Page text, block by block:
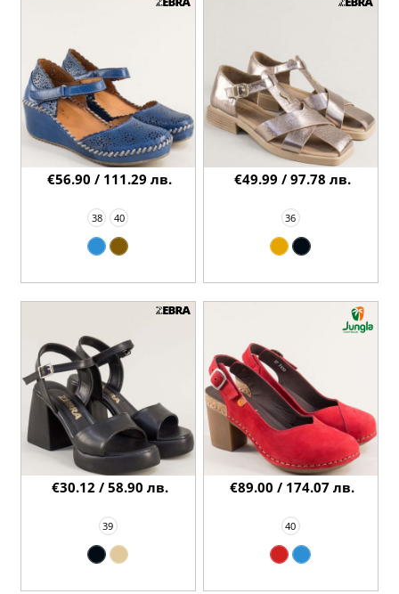
38 40
€56.90 / 111.29 лв.
36
€49.99 / 97.78 лв.
39
€30.12 / 58.90 лв.
40
€89.00 / 174.07 лв.